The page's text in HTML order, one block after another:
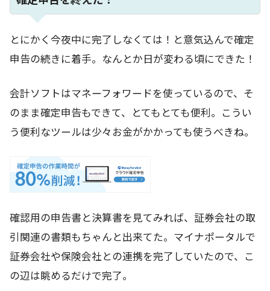
とにかく今夜中に完了しなくては！と意気込んで確定
申告の続きに着手。なんとか日が変わる頃にできた！
会計ソフトはマネーフォワードを使っているので、そ
のまま確定申告もできて、とてもとても便利。こうい
う便利なツールは少々お金がかかっても使うべきね。
確認用の申告書と決算書を見てみれば、証券会社の取
引関連の書類もちゃんと出来てた。マイナポータルで
証券会社や保険会社との連携を完了していたので、こ
の辺は眺めるだけで完了。